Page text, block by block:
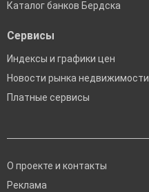
Каталог банков Бердска
Сервисы
Индексы и графики цен
Новости рынка недвижимости
Платные сервисы
О проекте и контакты
Реклама